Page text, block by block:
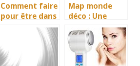
Comment faire
pour être dans
le meilleur
confort lors
des parties de
gaming ?
Map monde
déco : Une
nouvelle vision
de la
décoration